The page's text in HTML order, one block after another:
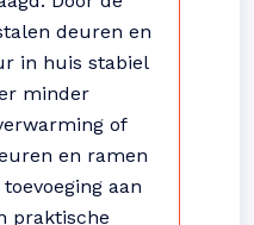
deuren en
in huis stabiel
minder
of
en ramen
aan
praktische